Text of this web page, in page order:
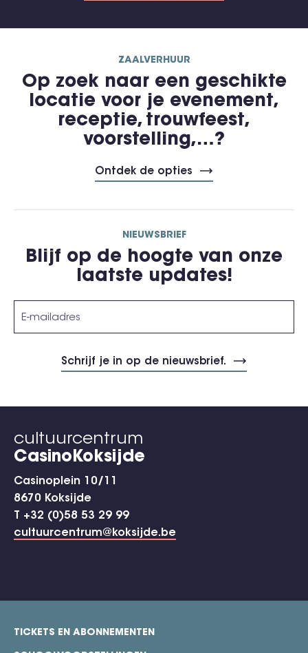
ZAALVERHUUR
Op zoek naar een geschikte
locatie voor je evenement,
receptie, trouwfeest,
voorstelling,…?
Ontdek de opties
NIEUWSBRIEF
Blijf op de hoogte van onze
laatste updates!
cultuurcentrum
CasinoKoksijde
Casinoplein 10/11
8670 Koksijde
T +32 (0)58 53 29 99
cultuurcentrum@koksijde.be
footer
TICKETS EN ABONNEMENTEN